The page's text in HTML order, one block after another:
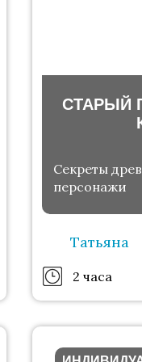
СТАРЫЙ
Секреты
персонажи
Татьяна
2 часа